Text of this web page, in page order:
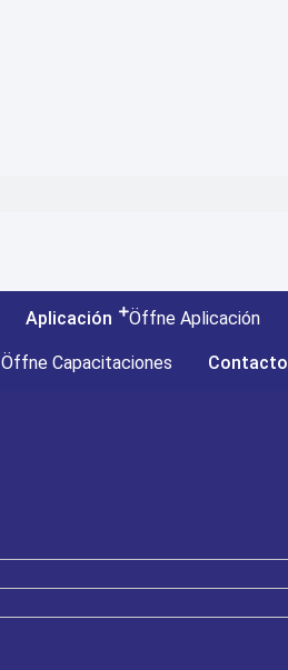
Aplicación Öffne Aplicación
Öffne Capacitaciones Contacto